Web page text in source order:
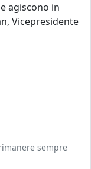
agiscono in
Vicepresidente
sempre